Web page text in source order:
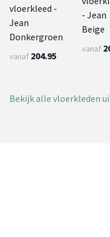
vloerkleed -
Jean
Donkergroen
vanaf 204.95
- Jean
Beige
vanaf
Bekijk alle vloerkleden